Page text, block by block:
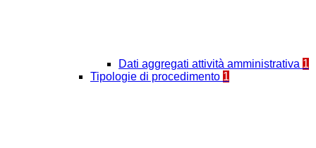
Dati aggregati attività amministrativa 1
Tipologie di procedimento 1